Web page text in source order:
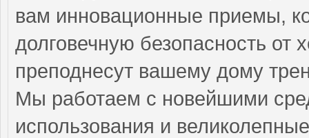
вам инновационные приемы,
долговечную безопасность от
преподнесут вашему дому
Мы работаем с новейшими
использования и